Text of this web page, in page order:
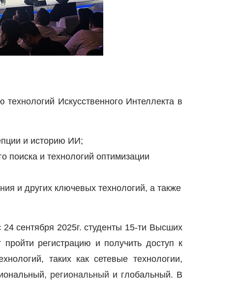
Искусственного Интеллекта в
и историю ИИ;
поиска и технологий оптимизации
и других ключевых технологий, а также
сентября 2025г. студенты 15-ти Высших
регистрацию и получить доступ к
таких как сетевые технологии,
региональный и глобальный. В